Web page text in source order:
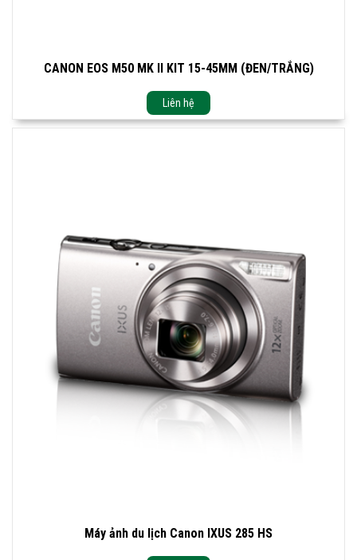
CANON EOS M50 MK II KIT 15-45MM (ĐEN/TRẮNG)
Liên hệ
Máy ảnh du lịch Canon IXUS 285 HS